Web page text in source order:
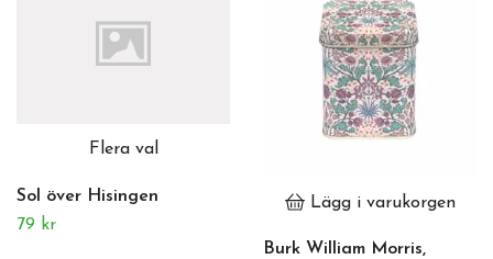
Flera val
Sol över Hisingen
79 kr
Lägg i varukorgen
Burk William Morris,